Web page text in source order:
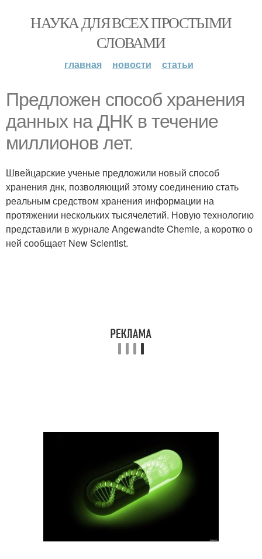
НАУКА ДЛЯ ВСЕХ ПРОСТЫМИ
СЛОВАМИ
главная новости статьи
Предложен способ хранения
данных на ДНК в течение
миллионов лет.
Швейцарские ученые предложили новый способ
хранения днк, позволяющий этому соединению стать
реальным средством хранения информации на
протяжении нескольких тысячелетий. Новую технологию
представили в журнале Angewandte Chemie, а коротко о
ней сообщает New Scientist.